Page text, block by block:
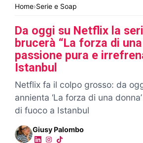
Home›Serie e Soap
Da oggi su Netflix la
brucerà “La forza di
passione pura e
Istanbul
Netflix fa il colpo grosso: da
annienta ‘La forza di una
di fuoco a Istanbul
Giusy Palombo